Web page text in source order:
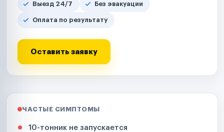
Выезд 24/7 Без эвакуации
Оплата по результату
Оставить заявку
ЧАСТЫЕ СИМПТОМЫ
10-тонник не запускается